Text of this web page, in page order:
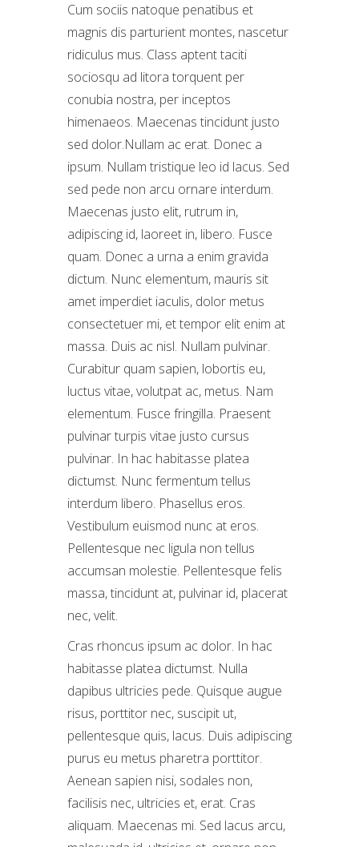
Cum sociis natoque penatibus et
magnis dis parturient montes, nascetur
ridiculus mus. Class aptent taciti
sociosqu ad litora torquent per
conubia nostra, per inceptos
himenaeos. Maecenas tincidunt justo
sed dolor.Nullam ac erat. Donec a
ipsum. Nullam tristique leo id lacus. Sed
sed pede non arcu ornare interdum.
Maecenas justo elit, rutrum in,
adipiscing id, laoreet in, libero. Fusce
quam. Donec a urna a enim gravida
dictum. Nunc elementum, mauris sit
amet imperdiet iaculis, dolor metus
consectetuer mi, et tempor elit enim at
massa. Duis ac nisl. Nullam pulvinar.
Curabitur quam sapien, lobortis eu,
luctus vitae, volutpat ac, metus. Nam
elementum. Fusce fringilla. Praesent
pulvinar turpis vitae justo cursus
pulvinar. In hac habitasse platea
dictumst. Nunc fermentum tellus
interdum libero. Phasellus eros.
Vestibulum euismod nunc at eros.
Pellentesque nec ligula non tellus
accumsan molestie. Pellentesque felis
massa, tincidunt at, pulvinar id, placerat
nec, velit.
Cras rhoncus ipsum ac dolor. In hac
habitasse platea dictumst. Nulla
dapibus ultricies pede. Quisque augue
risus, porttitor nec, suscipit ut,
pellentesque quis, lacus. Duis adipiscing
purus eu metus pharetra porttitor.
Aenean sapien nisi, sodales non,
facilisis nec, ultricies et, erat. Cras
aliquam. Maecenas mi. Sed lacus arcu,